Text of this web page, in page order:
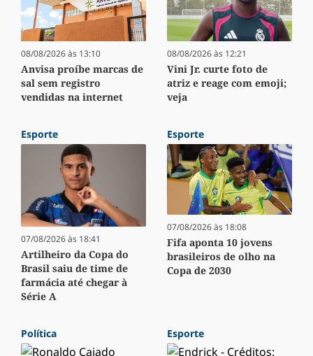
08/08/2026 às 13:10
Anvisa proíbe marcas de
sal sem registro
vendidas na internet
08/08/2026 às 12:21
Vini Jr. curte foto de
atriz e reage com emoji;
veja
Esporte
07/08/2026 às 18:41
Artilheiro da Copa do
Brasil saiu de time de
farmácia até chegar à
Série A
Esporte
07/08/2026 às 18:08
Fifa aponta 10 jovens
brasileiros de olho na
Copa de 2030
Política Esporte